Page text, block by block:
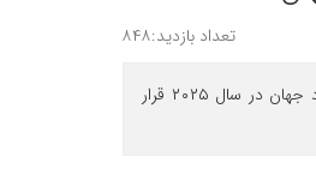
تعداد بازدید:۸۴۸
چهار عضو هیأت علمی دانشگاه دامغان در تازه‌ترین رتبه‌بندی پایگاه مرجع «الزویر»، در میان دو درصد دانشمندان پراستناد جهان در سال ۲۰۲۵ قرار